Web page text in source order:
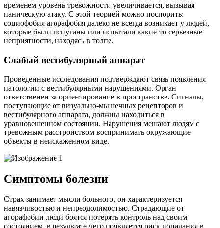
временем уровень тревожности увеличивается, вызывая
паническую атаку. С этой теорией можно поспорить:
социофобия агорафобия далеко не всегда возникает у людей,
которые были испуганы или испытали какие-то серьезные
неприятности, находясь в толпе.
Слабый вестибулярный аппарат
Проведенные исследования подтверждают связь появления
патологии с вестибулярными нарушениями. Орган
ответственен за ориентирование в пространстве. Сигналы,
поступающие от визуально-мышечных рецепторов и
вестибулярного аппарата, должны находиться в
уравновешенном состоянии. Нарушения мешают людям с
тревожным расстройством воспринимать окружающие
объекты в неискаженном виде.
Симптомы болезни
Страх занимает мысли больного, он характеризуется
навязчивостью и непреодолимостью. Страдающие от
агорафобии люди боятся потерять контроль над своим
состоянием, в результате чего появляется риск попадания в